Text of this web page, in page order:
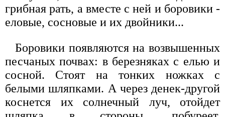
грибная рать, а вместе с ней и боровики -
еловые, сосновые и их двойники...
Боровики появляются на возвышенных
песчаных почвах: в березняках с елью и
сосной. Стоят на тонких ножках с
белыми шляпками. А через денек-другой
коснется их солнечный луч, отойдет